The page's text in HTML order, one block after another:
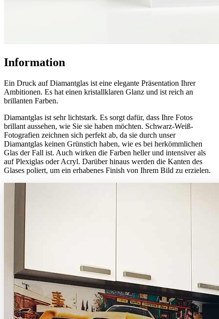
Information
Ein Druck auf Diamantglas ist eine elegante Präsentation Ihrer
Ambitionen. Es hat einen kristallklaren Glanz und ist reich an
brillanten Farben.
Diamantglas ist sehr lichtstark. Es sorgt dafür, dass Ihre Fotos
brillant aussehen, wie Sie sie haben möchten. Schwarz-Weiß-
Fotografien zeichnen sich perfekt ab, da sie durch unser
Diamantglas keinen Grünstich haben, wie es bei herkömmlichen
Glas der Fall ist. Auch wirken die Farben heller und intensiver als
auf Plexiglas oder Acryl. Darüber hinaus werden die Kanten des
Glases poliert, um ein erhabenes Finish von Ihrem Bild zu erzielen.